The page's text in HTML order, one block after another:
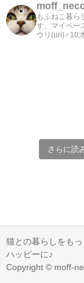
もふねこ暮ら
す。マイペー
ウリ(uri)♂10
さらに読
猫との暮らしをも
ハッピーに♪
Copyright © moff-